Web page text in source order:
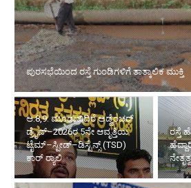
ಪುರಸಭೆಯಿಂದ ರಸ್ತೆ ಗುಂಡಿಗಳಿಗೆ ತಾತ್ಕಾಲಿಕ ಮುಕ್ತಿ
ಆ.8,9: ಮೂಡುಬಿದಿರೆ ಅಡ್ವೆಂಚರ್
ಡ್ರೈವ್–2026ರ 5ನೇ ಆವೃತ್ತಿಯ
ಟೈಮ್–ಸ್ಪೀಡ್–ಡಿಸ್ಟೆನ್ಸ್ (TSD)
ಕಾರ್ ರ‍್ಯಾಲಿ
ರಸ್ತೆ